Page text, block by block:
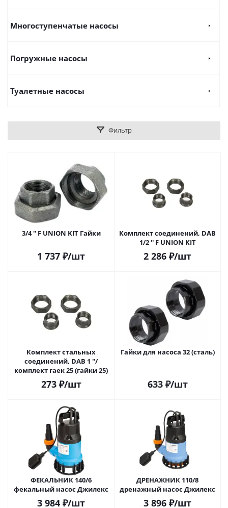
Многоступенчатые насосы
Погружные насосы
Туалетные насосы
Фильтр
3/4 '' F UNION KIT Гайки
1 737 ₽/шт
Комплект соединений, DAB
1/2 '' F UNION KIT
2 286 ₽/шт
Комплект стальных
соединений, DAB 1 ''/
комплект гаек 25 (гайки 25)
273₽/шт
Гайки для насоса 32 (сталь)
633₽/шт
ФЕКАЛЬНИК 140/6
фекальный насос Джилекс
3 984 ₽/шт
ДРЕНАЖНИК 110/8
дренажный насос Джилекс
3 896 ₽/шт